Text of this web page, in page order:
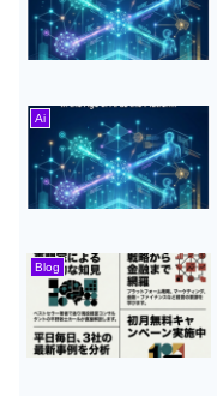
Ai
Blog